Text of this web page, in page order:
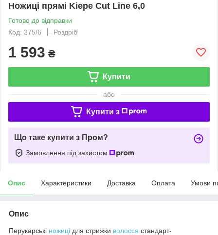
Ножиці прямі Kiepe Cut Line 6,0
Готово до відправки
Код: 275/6
Роздріб
1 593 ₴
Купити
або
Купити з
Що таке купити з Пром?
Замовлення під захистом
Опис Характеристики Доставка Оплата Умови
Опис
Перукарські ножиці для стрижки волосся стандарт-